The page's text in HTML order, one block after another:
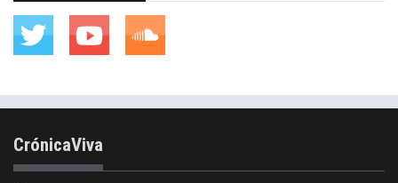
CrónicaViva